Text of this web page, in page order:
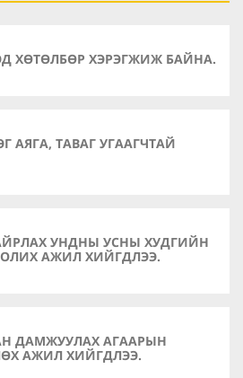
ХӨТӨЛБӨР ХЭРЭГЖИЖ БАЙНА.
АЯГА, ТАВАГ УГААГЧТАЙ
УНДНЫ УСНЫ ХУДГИЙН
АЖИЛ ХИЙГДЛЭЭ.
ДАМЖУУЛАХ АГААРЫН
АЖИЛ ХИЙГДЛЭЭ.